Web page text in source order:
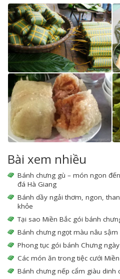
Bài xem nhiều
Bánh chưng gù – món ngon
đá Hà Giang
Bánh dầy ngải thơm, ngon,
khỏe
Tại sao Miền Bắc gói bánh
Bánh chưng ngọt màu nâu
Phong tục gói bánh Chưng
Các món ăn trong tiệc cưới
Bánh chưng nếp cẩm giàu dinh